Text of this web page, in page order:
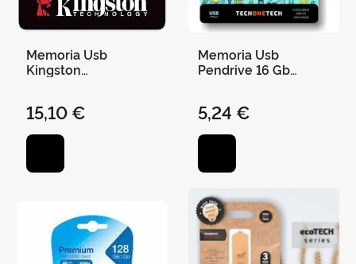
Memoria Usb
Kingston
15,10 €
Memoria Usb
Pendrive 16 Gb
5,24 €